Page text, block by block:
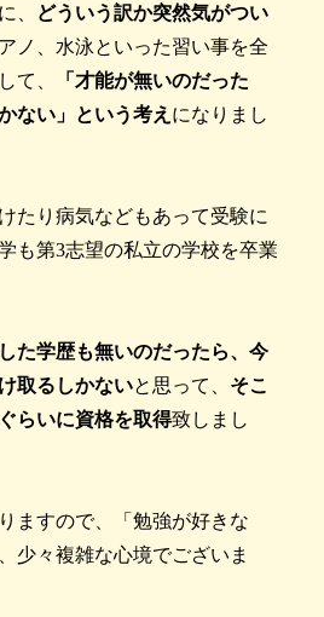
、 どういう訳か突然気がつい
ノ、水泳といった習い事を全
て、
「才能が無いのだった
ない」という考え になりまし
たり病気などもあって受験に
も第3志望の私立の学校を卒業
た学歴も無いのだったら、今
取るしかないと思って、 そこ
らいに資格を取得致しまし
ますので、「勉強が好きな
少々複雑な心境でございま